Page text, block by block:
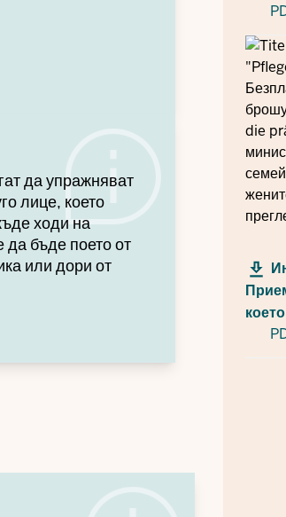
да упражняват
лице, което
ходи на
бъде поето от
или дори от
die